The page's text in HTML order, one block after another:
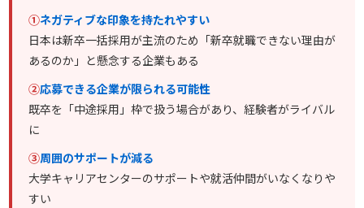
①ネガティブな印象を持たれやすい
日本は新卒一括採用が主流のため「新卒就職できない理由が
あるのか」と懸念する企業もある
②応募できる企業が限られる可能性
既卒を「中途採用」枠で扱う場合があり、経験者がライバル
に
③周囲のサポートが減る
大学キャリアセンターのサポートや就活仲間がいなくなりや
すい